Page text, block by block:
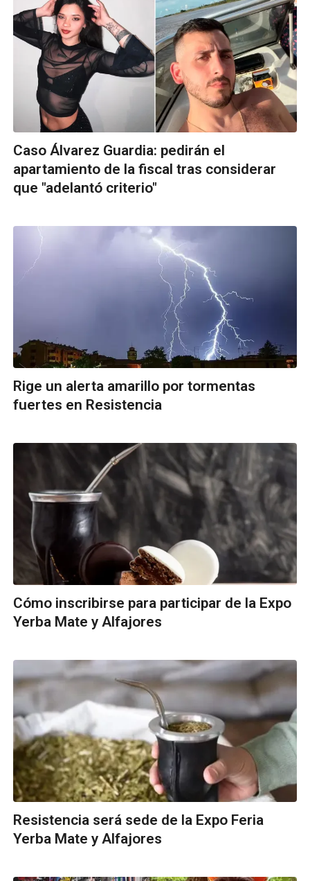
Caso Álvarez Guardia: pedirán el
apartamiento de la fiscal tras considerar
que "adelantó criterio"
Rige un alerta amarillo por tormentas
fuertes en Resistencia
Cómo inscribirse para participar de la Expo
Yerba Mate y Alfajores
Resistencia será sede de la Expo Feria
Yerba Mate y Alfajores